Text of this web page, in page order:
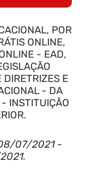
POR
ONLINE,
- EAD,
E
- DA
- INSTITUIÇÃO
08/07/2021 -